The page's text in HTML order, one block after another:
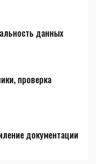
данных
проверка
документации